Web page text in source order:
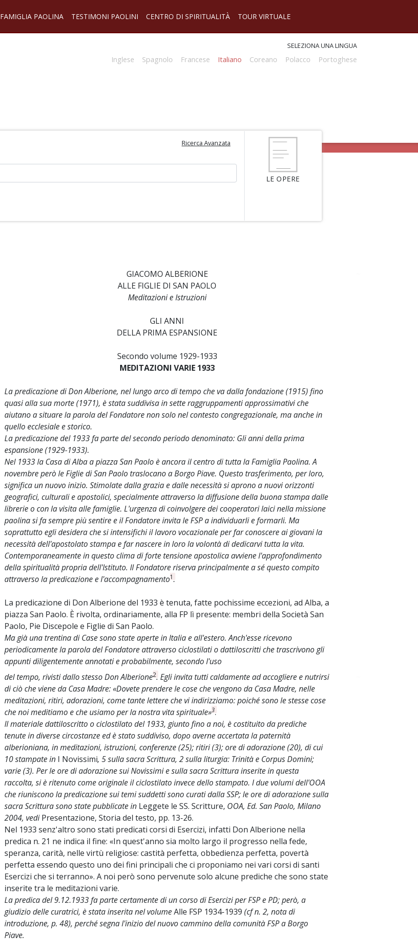
FAMIGLIA PAOLINA TESTIMONI PAOLINI CENTRO DI SPIRITUALITÀ TOUR VIRTUALE
SELEZIONA UNA LINGUA
Inglese Spagnolo Francese Italiano Coreano Polacco Portoghese
Ricerca Avanzata
LE OPERE
GIACOMO ALBERIONE
ALLE FIGLIE DI SAN PAOLO
Meditazioni e Istruzioni
GLI ANNI
DELLA PRIMA ESPANSIONE
Secondo volume 1929-1933
MEDITAZIONI VARIE 1933
La predicazione di Don Alberione, nel lungo arco di tempo che va dalla fondazione (1915) fino
quasi alla sua morte (1971), è stata suddivisa in sette raggruppamenti approssimativi che
aiutano a situare la parola del Fondatore non solo nel contesto congregazionale, ma anche in
quello ecclesiale e storico.
La predicazione del 1933 fa parte del secondo periodo denominato: Gli anni della prima
espansione (1929-1933).
Nel 1933 la Casa di Alba a piazza San Paolo è ancora il centro di tutta la Famiglia Paolina. A
novembre però le Figlie di San Paolo traslocano a Borgo Piave. Questo trasferimento, per loro,
significa un nuovo inizio. Stimolate dalla grazia e dalle necessità si aprono a nuovi orizzonti
geografici, culturali e apostolici, specialmente attraverso la diffusione della buona stampa dalle
librerie o con la visita alle famiglie. L'urgenza di coinvolgere dei cooperatori laici nella missione
paolina si fa sempre più sentire e il Fondatore invita le FSP a individuarli e formarli. Ma
soprattutto egli desidera che si intensifichi il lavoro vocazionale per far conoscere ai giovani la
necessità dell'apostolato stampa e far nascere in loro la volontà di dedicarvi tutta la vita.
Contemporaneamente in questo clima di forte tensione apostolica avviene l'approfondimento
della spiritualità propria dell'Istituto. Il Fondatore riserva principalmente a sé questo compito
attraverso la predicazione e l'accompagnamento1.
La predicazione di Don Alberione del 1933 è tenuta, fatte pochissime eccezioni, ad Alba, a
piazza San Paolo. È rivolta, ordinariamente, alla FP lì presente: membri della Società San
Paolo, Pie Discepole e Figlie di San Paolo.
Ma già una trentina di Case sono state aperte in Italia e all'estero. Anch'esse ricevono
periodicamente la parola del Fondatore attraverso ciclostilati o dattiloscritti che trascrivono gli
appunti diligentemente annotati e probabilmente, secondo l'uso
del tempo, rivisti dallo stesso Don Alberione2. Egli invita tutti caldamente ad accogliere e nutrirsi
di ciò che viene da Casa Madre: «Dovete prendere le cose che vengono da Casa Madre, nelle
meditazioni, ritiri, adorazioni, come tante lettere che vi indirizziamo: poiché sono le stesse cose
che noi meditiamo e che usiamo per la nostra vita spirituale»3.
Il materiale dattiloscritto o ciclostilato del 1933, giunto fino a noi, è costituito da prediche
tenute in diverse circostanze ed è stato suddiviso, dopo averne accertata la paternità
alberioniana, in meditazioni, istruzioni, conferenze (25); ritiri (3); ore di adorazione (20), di cui
10 stampate inI Novissimi, 5 sulla sacra Scrittura, 2 sulla liturgia: Trinità e Corpus Domini;
varie (3). Per le ore di adorazione sui Novissimi e sulla sacra Scrittura inserite in questa
raccolta, si è ritenuto come originale il ciclostilato invece dello stampato. I due volumi dell'OOA
che riuniscono la predicazione sui temi suddetti sono curati dalla SSP; le ore di adorazione sulla
sacra Scrittura sono state pubblicate in Leggete le SS. Scritture, OOA, Ed. San Paolo, Milano
2004, vediPresentazione, Storia del testo, pp. 13-26.
Nel 1933 senz'altro sono stati predicati corsi di Esercizi, infatti Don Alberione nella
predica n. 21 ne indica il fine: «In quest'anno sia molto largo il progresso nella fede,
speranza, carità, nelle virtù religiose: castità perfetta, obbedienza perfetta, povertà
perfetta essendo questo uno dei fini principali che ci proponiamo nei vari corsi di santi
Esercizi che si terranno». A noi però sono pervenute solo alcune prediche che sono state
inserite tra le meditazioni varie.
La predica del 9.12.1933 fa parte certamente di un corso di Esercizi per FSP e PD; però, a
giudizio delle curatrici, è stata inserita nel volumeAlle FSP 1934-1939 (cf n. 2, nota di
introduzione, p. 48), perché segna l'inizio del nuovo cammino della comunità FSP a Borgo
Piave.